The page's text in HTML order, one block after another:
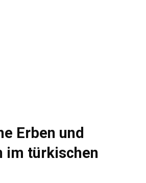
Erben und
im türkischen